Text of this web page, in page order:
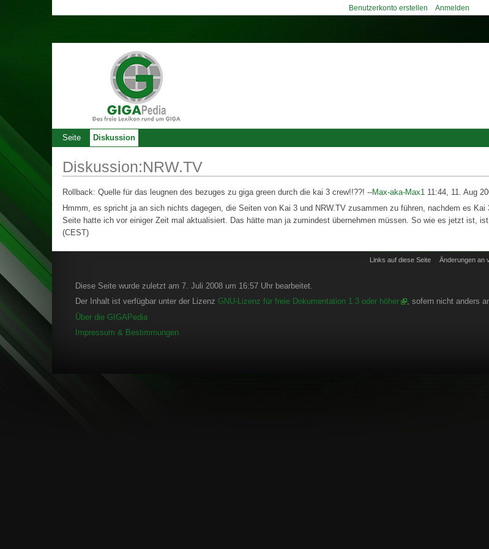
Diskussion:NRW.TV
Rollback: Quelle für das leugnen des bezuges zu giga green durch die kai 3 crew!!??! --Max-aka-Max1 11:44, 11. Aug
Hmmm, es spricht ja an sich nichts dagegen, die Seiten von Kai 3 und NRW.TV zusammen zu führen, nachdem es
Seite hatte ich vor einiger Zeit mal aktualisiert. Das hätte man ja zumindest übernehmen müssen. So wie es jetzt ist,
(CEST)
Seite Diskussion
Benutzerkonto erstellen Anmelden
Links auf diese Seite Änderungen an
Diese Seite wurde zuletzt am 7. Juli 2008 um 16:57 Uhr bearbeitet.
Der Inhalt ist verfügbar unter der Lizenz GNU-Lizenz für freie Dokumentation 1.3 oder höher
, sofern nicht anders
Über die GIGAPedia
Impressum & Bestimmungen